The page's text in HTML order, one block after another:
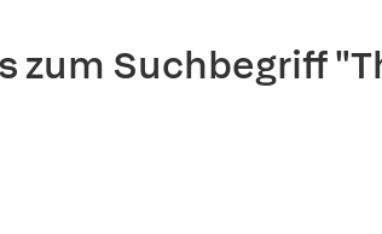
zum Suchbegriff